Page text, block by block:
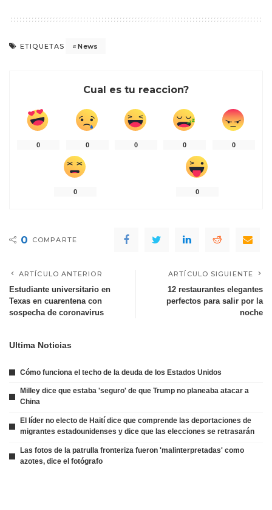
ETIQUETAS News
Cual es tu reaccion?
0 0 0 0 0
0 0
0 COMPARTE
ARTÍCULO ANTERIOR
Estudiante universitario en
Texas en cuarentena con
sospecha de coronavirus
ARTÍCULO SIGUIENTE
12 restaurantes elegantes
perfectos para salir por la
noche
Ultima Noticias
Cómo funciona el techo de la deuda de los Estados Unidos
Milley dice que estaba 'seguro' de que Trump no planeaba atacar a
China
El líder no electo de Haití dice que comprende las deportaciones de
migrantes estadounidenses y dice que las elecciones se retrasarán
Las fotos de la patrulla fronteriza fueron 'malinterpretadas' como
azotes, dice el fotógrafo